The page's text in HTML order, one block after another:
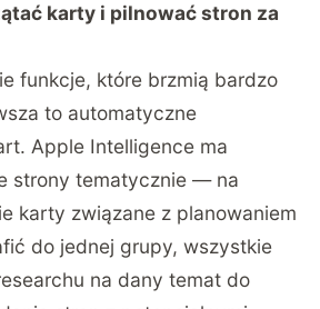
karty i pilnować stron za
funkcje, które brzmią bardzo
to automatyczne
Apple Intelligence ma
strony tematycznie — na
karty związane z planowaniem
do jednej grupy, wszystkie
na dany temat do